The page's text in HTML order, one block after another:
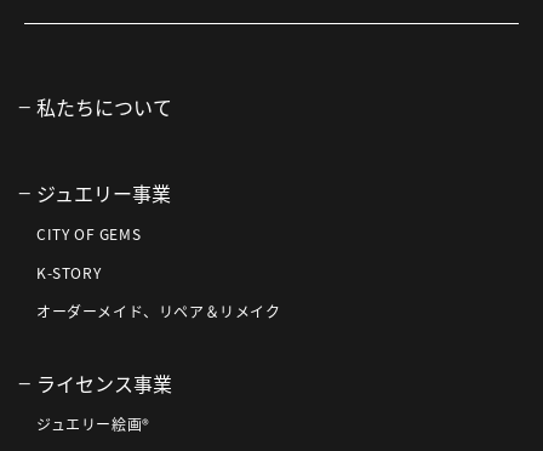
私たちについて
ジュエリー事業
CITY OF GEMS
K-STORY
オーダーメイド、リペア＆リメイク
ライセンス事業
ジュエリー絵画®